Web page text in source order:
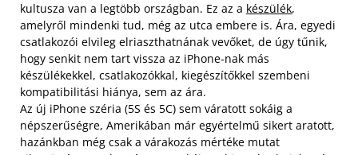
kultusza van a legtöbb országban. Ez az a készülék,
amelyről mindenki tud, még az utca embere is. Ára, egyedi
csatlakozói elvileg elriaszthatnának vevőket, de úgy tűnik,
hogy senkit nem tart vissza az iPhone-nak más
készülékekkel, csatlakozókkal, kiegészítőkkel szembeni
kompatibilitási hiánya, sem az ára.
Az új iPhone széria (5S és 5C) sem váratott sokáig a
népszerűségre, Amerikában már egyértelmű sikert aratott,
hazánkban még csak a várakozás mértéke mutat